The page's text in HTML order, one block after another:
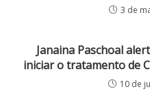
3 de
Janaina Paschoal
iniciar o tratamento de
10 de